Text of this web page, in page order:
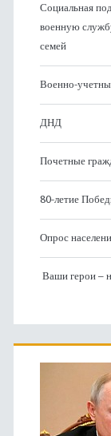
Социальная
военную
семей
Военно-
ДНД
Почетные
80-летие
Опрос
Ваши герои –